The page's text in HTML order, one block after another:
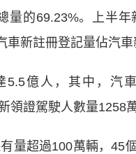
量的69.23%。上半
新註冊登記量佔汽車
億人，其中，汽車
領證駕駛人數量1258萬
超過100萬輛，45個